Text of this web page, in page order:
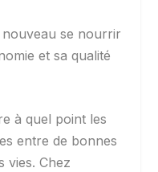
nouveau se nourrir
et sa qualité
à quel point les
entre de bonnes
vies. Chez